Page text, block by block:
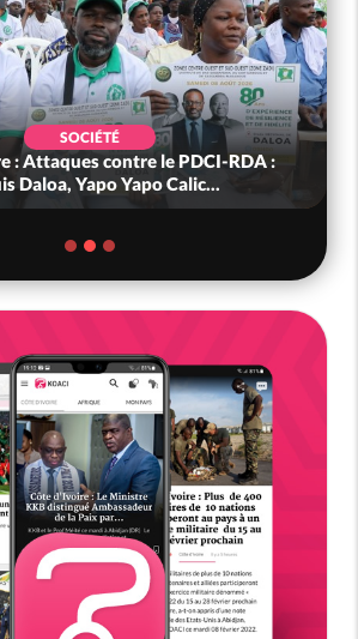
SOCIÉTÉ
: Attaques contre le PDCI-RDA :
Daloa, Yapo Yapo Calic...